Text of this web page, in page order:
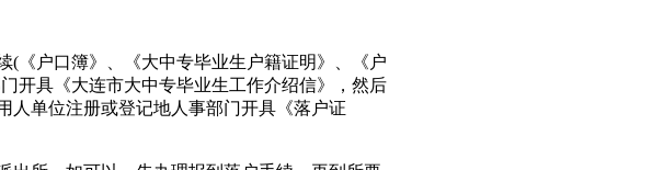
户口簿》、《大中专毕业生户籍证明》、《户
开具《大连市大中专毕业生工作介绍信》，然后
人单位注册或登记地人事部门开具《落户证